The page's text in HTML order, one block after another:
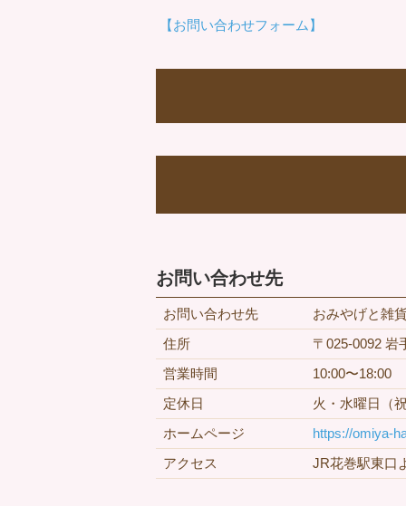
【お問い合わせフォーム】
お問い合わせ先
お問い合わせ先
おみやげと雑
住所
〒025-0092 岩
営業時間
10:00〜18:00
定休日
火・水曜日（
ホームページ
https://omiya-
アクセス
JR花巻駅東口